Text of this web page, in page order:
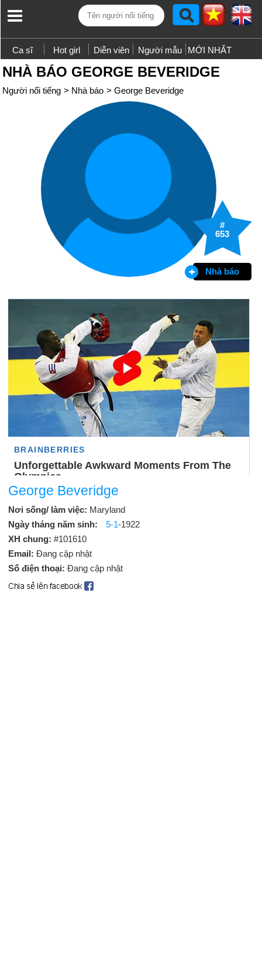
Ca sĩ Hot girl Diễn viên Người mẫu MỚI NHẤT
NHÀ BÁO GEORGE BEVERIDGE
Người nổi tiếng > Nhà báo > George Beveridge
#
653
Nhà báo
George Beveridge
Nơi sống/ làm việc: Maryland
Ngày tháng năm sinh:
5-1-1922
XH chung: #101610
Email: Đang cập nhật
Số điện thoại: Đang cập nhật